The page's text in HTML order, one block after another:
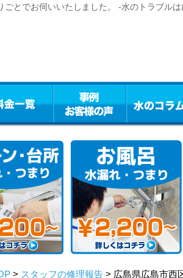
とでお伺いいたしました。 -水のトラブルは
> スタッフの修理報告 > 広島県広島市西